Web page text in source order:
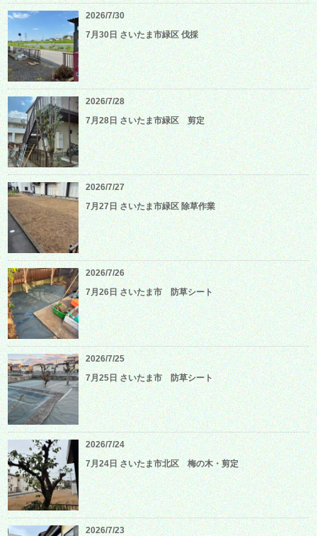
2026/7/30
7月30日 さいたま市緑区 伐採
2026/7/28
7月28日 さいたま市緑区 剪定
2026/7/27
7月27日 さいたま市緑区 除草作業
2026/7/26
7月26日 さいたま市 防草シート
2026/7/25
7月25日 さいたま市 防草シート
2026/7/24
7月24日 さいたま市北区 梅の木・剪定
2026/7/23